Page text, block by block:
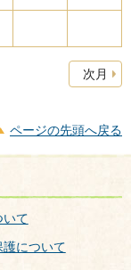
次月
ページの先頭へ戻る
いて
について